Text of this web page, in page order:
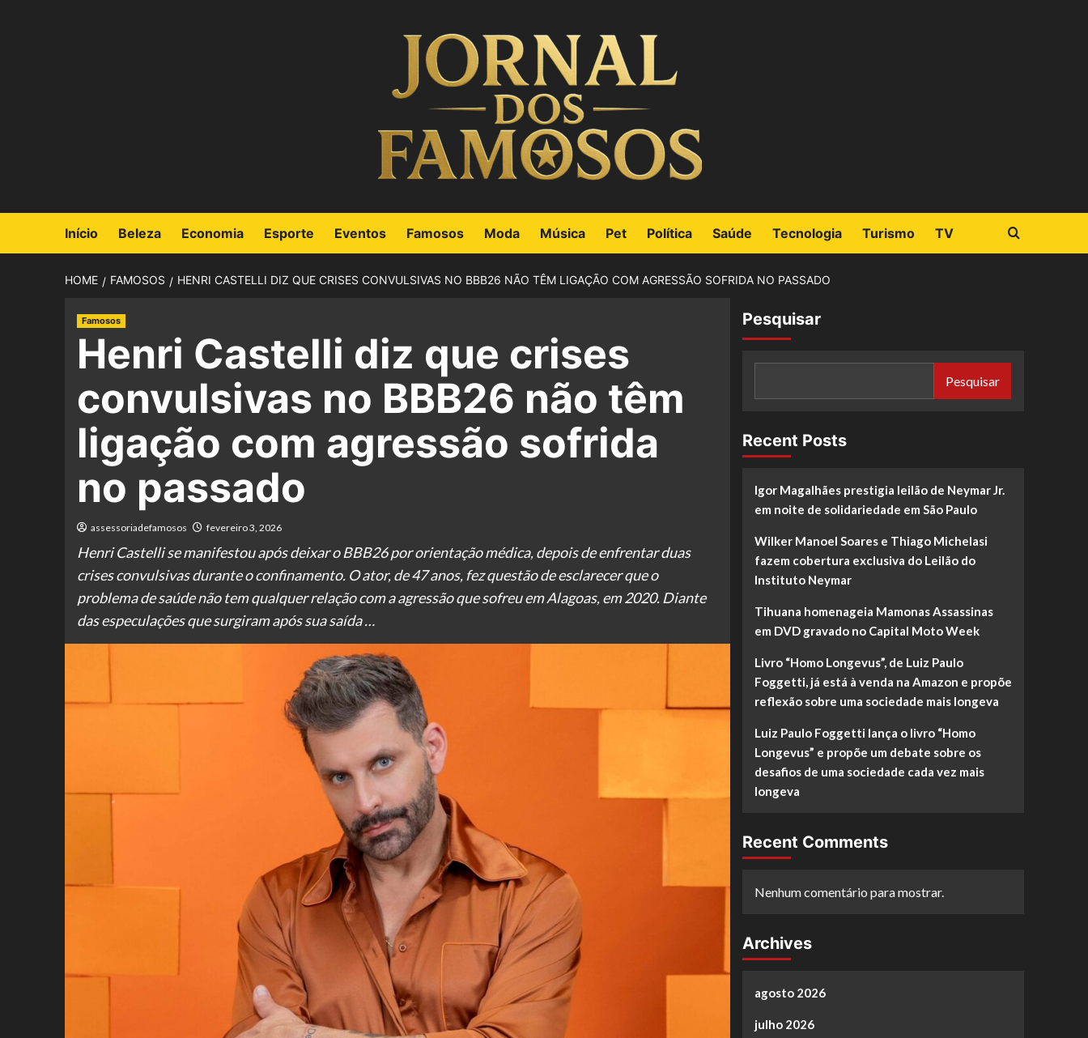
Início Beleza Economia Esporte Eventos Famosos Moda Música Pet Política Saúde Tecnologia Turismo TV
HOME FAMOSOS HENRI CASTELLI DIZ QUE CRISES CONVULSIVAS NO BBB26 NÃO TÊM LIGAÇÃO COM AGRESSÃO SOFRIDA NO PASSADO
Famosos
Henri Castelli diz que crises
convulsivas no BBB26 não têm
ligação com agressão sofrida
no passado
assessoriadefamosos fevereiro 3, 2026
Henri Castelli se manifestou após deixar o BBB26 por orientação médica, depois de enfrentar duas
crises convulsivas durante o confinamento. O ator, de 47 anos, fez questão de esclarecer que o
problema de saúde não tem qualquer relação com a agressão que sofreu em Alagoas, em 2020. Diante
das especulações que surgiram após sua saída …
Pesquisar
Pesquisar
Recent Posts
Igor Magalhães prestigia leilão de Neymar Jr.
em noite de solidariedade em São Paulo
Wilker Manoel Soares e Thiago Michelasi
fazem cobertura exclusiva do Leilão do
Instituto Neymar
Tihuana homenageia Mamonas Assassinas
em DVD gravado no Capital Moto Week
Livro “Homo Longevus”, de Luiz Paulo
Foggetti, já está à venda na Amazon e propõe
reflexão sobre uma sociedade mais longeva
Luiz Paulo Foggetti lança o livro “Homo
Longevus” e propõe um debate sobre os
desafios de uma sociedade cada vez mais
longeva
Recent Comments
Nenhum comentário para mostrar.
Archives
agosto 2026
julho 2026